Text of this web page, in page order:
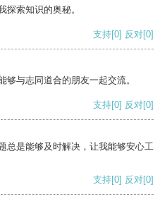
探索知识的奥秘。
支持[0] 反对[0]
与志同道合的朋友一起交流。
支持[0] 反对[0]
总是能够及时解决，让我能够安心工
支持[0] 反对[0]